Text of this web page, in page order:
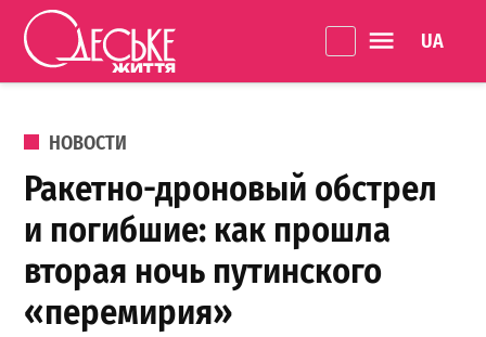
Перейти к содержанию
життя
ОПУБЛИКОВАНО В
НОВОСТИ
Ракетно-дроновый обстрел
и погибшие: как прошла
вторая ночь путинского
«перемирия»